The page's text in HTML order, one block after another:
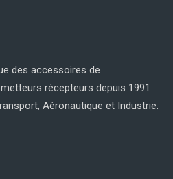
des accessoires de
récepteurs depuis 1991
Aéronautique et Industrie.